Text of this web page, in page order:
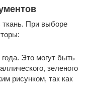
При выборе
Это могут быть
зеленого
рисунком, так как